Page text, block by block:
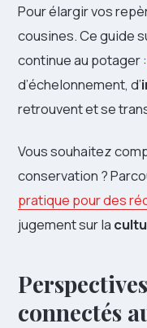
Pour élargir vos
cousines. Ce guide
continue au potager :
d’échelonnement, d’
retrouvent et se
Vous souhaitez
conservation ?
pratique pour des
jugement sur la
connectés